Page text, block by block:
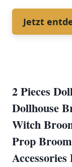
Jetzt
2 Pieces
⁤Dollhouse
Witch
Prop
Accessories